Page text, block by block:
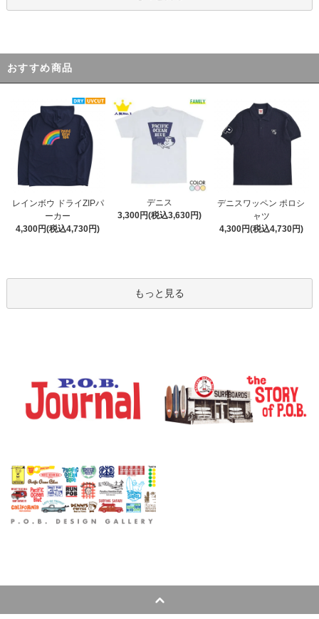
おすすめ商品
レインボウ ドライZIPパ
ーカー
4,300円(税込4,730円)
デニス
3,300円(税込3,630円)
デニスワッペン ポロシ
ャツ
4,300円(税込4,730円)
もっと見る